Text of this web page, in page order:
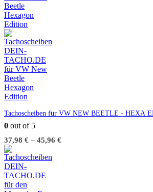
Tachoscheiben für VW NEW BEETLE - HEXA
0 out of 5
37,98 € – 45,96 €